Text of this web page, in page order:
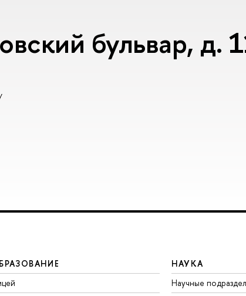
бульвар, д.
НАУКА
Научные